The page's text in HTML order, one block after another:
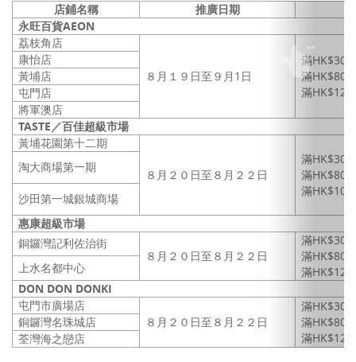
店鋪名稱
推廣日期
永旺百貨AEON
荔枝角店
８月１９日至９月1日
滿HK$30,
滿HK$80,
滿
康怡店
黃埔店
屯門店
將軍澳店
TASTE／百佳超級市場
黃埔花園第十二期
８月２０日至８月２２日
滿HK$30,
滿HK$80,
滿
淘大商場第一期
沙田第一城銀城商場
惠康超級市場
銅鑼灣記利佐治街
８月２０日至８月２２日
滿HK$30,
滿HK$80,
滿
上水名都中心
DON DON DONKI
屯門市廣場店
８月２０日至８月２２日
滿HK$30,
滿HK$80,
滿
銅鑼灣名珠城店
荃灣海之戀店